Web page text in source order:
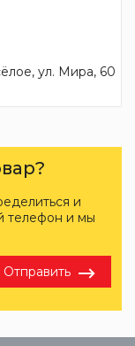
и
телефон и мы
Отправить